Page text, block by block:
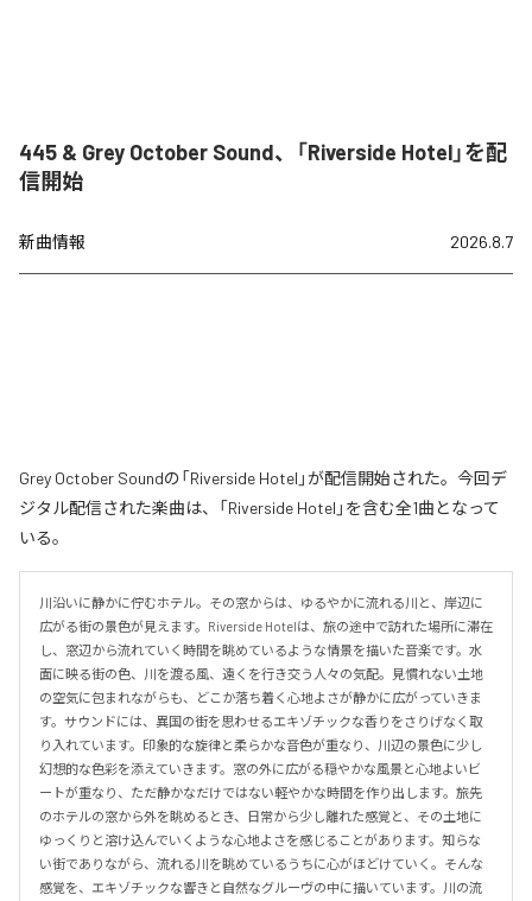
445 & Grey October Sound、「Riverside Hotel」を配
信開始
新曲情報 2026.8.7
Grey October Soundの「Riverside Hotel」が配信開始された。今回デ
ジタル配信された楽曲は、「Riverside Hotel」を含む全1曲となって
いる。
川沿いに静かに佇むホテル。その窓からは、ゆるやかに流れる川と、岸辺に
広がる街の景色が見えます。Riverside Hotelは、旅の途中で訪れた場所に滞在
し、窓辺から流れていく時間を眺めているような情景を描いた音楽です。水
面に映る街の色、川を渡る風、遠くを行き交う人々の気配。見慣れない土地
の空気に包まれながらも、どこか落ち着く心地よさが静かに広がっていきま
す。サウンドには、異国の街を思わせるエキゾチックな香りをさりげなく取
り入れています。印象的な旋律と柔らかな音色が重なり、川辺の景色に少し
幻想的な色彩を添えていきます。窓の外に広がる穏やかな風景と心地よいビ
ートが重なり、ただ静かなだけではない軽やかな時間を作り出します。旅先
のホテルの窓から外を眺めるとき、日常から少し離れた感覚と、その土地に
ゆっくりと溶け込んでいくような心地よさを感じることがあります。知らな
い街でありながら、流れる川を眺めているうちに心がほどけていく。そんな
感覚を、エキゾチックな響きと自然なグルーヴの中に描いています。川の流